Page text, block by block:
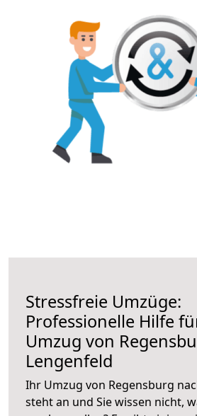
Stressfreie Umzüge:
Professionelle Hilfe
Umzug von
Lengenfeld
Ihr Umzug von Regensburg
steht an und Sie wissen nicht,